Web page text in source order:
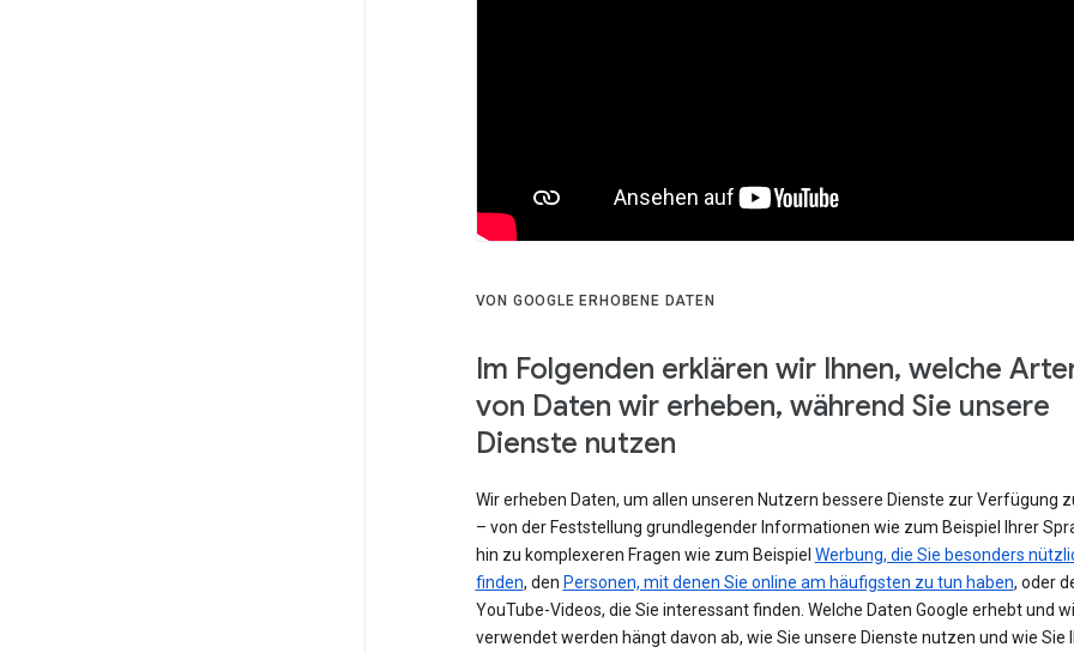
VON GOOGLE ERHOBENE DATEN
Im Folgenden erklären wir Ihnen, welche
von Daten wir erheben, während Sie unsere
Dienste nutzen
Wir erheben Daten, um allen unseren Nutzern bessere Dienste zur Verfügung
– von der Feststellung grundlegender Informationen wie zum Beispiel Ihrer
hin zu komplexeren Fragen wie zum Beispiel Werbung, die Sie besonders
finden, den Personen, mit denen Sie online am häufigsten zu tun haben, oder
YouTube-Videos, die Sie interessant finden. Welche Daten Google erhebt und
verwendet werden hängt davon ab, wie Sie unsere Dienste nutzen und wie Sie